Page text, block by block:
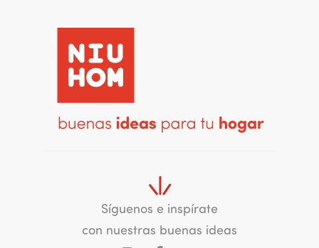
Síguenos e inspírate
con nuestras buenas ideas